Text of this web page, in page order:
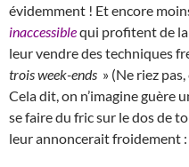
évidemment ! Et encore
inaccessiblequi profitent de
leur vendre des techniques
trois week-ends » (Ne riez
Cela dit, on n’imagine guère
se faire du fric sur le dos de
leur annoncerait froidement :